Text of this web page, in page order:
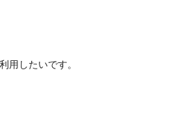
用したいです。